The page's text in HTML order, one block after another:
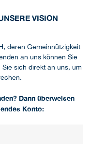
VISION
deren Gemeinnützigkeit
an uns können Sie
sich direkt an uns, um
Dann überweisen
Konto: